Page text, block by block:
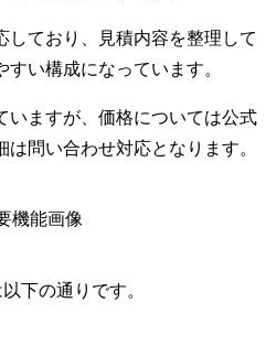
しており、見積内容を整理して
い構成になっています。
いますが、価格については公式
問い合わせ対応となります。
下の通りです。